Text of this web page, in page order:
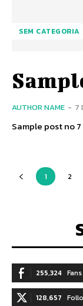
SEM CATEGORIA
AUTHOR NAME - 7
Sample post no
1 2
255,324 Fans
128,657